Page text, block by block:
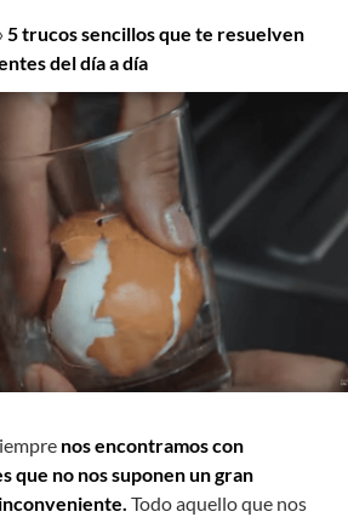
5 trucos sencillos que te resuelven
del día a día
nos encontramos con
que no nos suponen un gran
Todo aquello que nos